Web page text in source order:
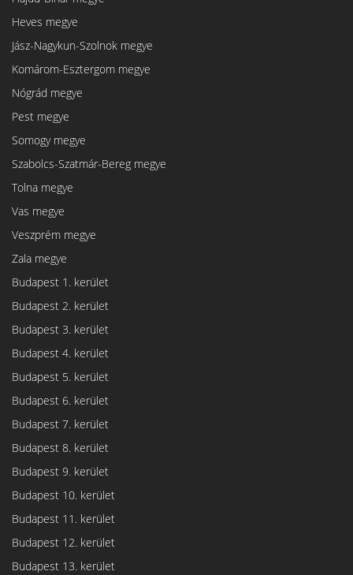
Heves megye
Jász-Nagykun-Szolnok megye
Komárom-Esztergom megye
Nógrád megye
Pest megye
Somogy megye
Szabolcs-Szatmár-Bereg megye
Tolna megye
Vas megye
Veszprém megye
Zala megye
Budapest 1. kerület
Budapest 2. kerület
Budapest 3. kerület
Budapest 4. kerület
Budapest 5. kerület
Budapest 6. kerület
Budapest 7. kerület
Budapest 8. kerület
Budapest 9. kerület
Budapest 10. kerület
Budapest 11. kerület
Budapest 12. kerület
Budapest 13. kerület